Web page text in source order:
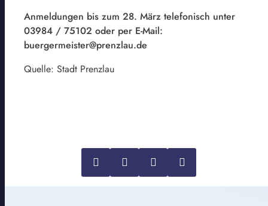
Anmeldungen bis zum 28. März telefonisch unter
03984 / 75102 oder per E-Mail:
buergermeister@prenzlau.de
Quelle: Stadt Prenzlau